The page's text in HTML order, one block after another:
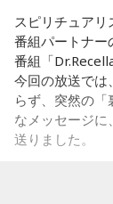
スピリチュアリ
番組パートナー
番組「
今回の放送では
らず、突然の
なメッセージ
送りました。